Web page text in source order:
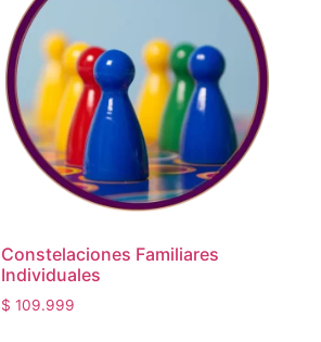
Constelaciones Familiares
Individuales
$ 109.999